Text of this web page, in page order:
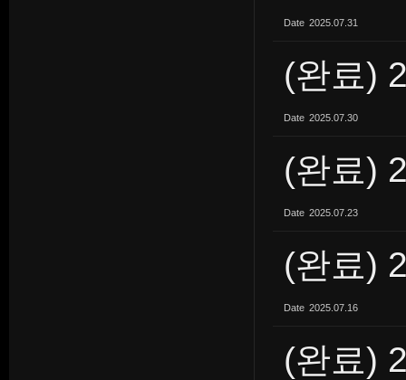
Date 2025.07.31
(완료)
Date 2025.07.30
(완료)
Date 2025.07.23
(완료)
Date 2025.07.16
(완료)